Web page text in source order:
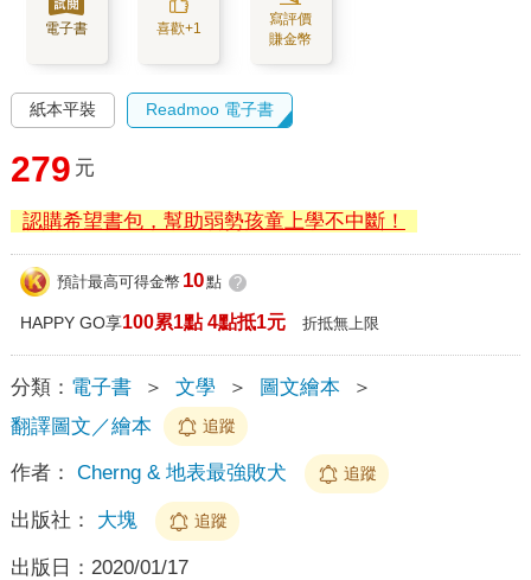
電子書 喜歡+1
寫評價
賺金幣
紙本平裝 Readmoo 電子書
279 元
認購希望書包，幫助弱勢孩童上學不中斷！
預計最高可得金幣 10點 ?
HAPPY GO享100累1點 4點抵1元 折抵無上限
分類： 電子書 ＞ 文學 ＞ 圖文繪本
＞
翻譯圖文／繪本
追蹤
作者： Cherng & 地表最強敗犬 追蹤
出版社： 大塊 追蹤
出版日： 2020/01/17